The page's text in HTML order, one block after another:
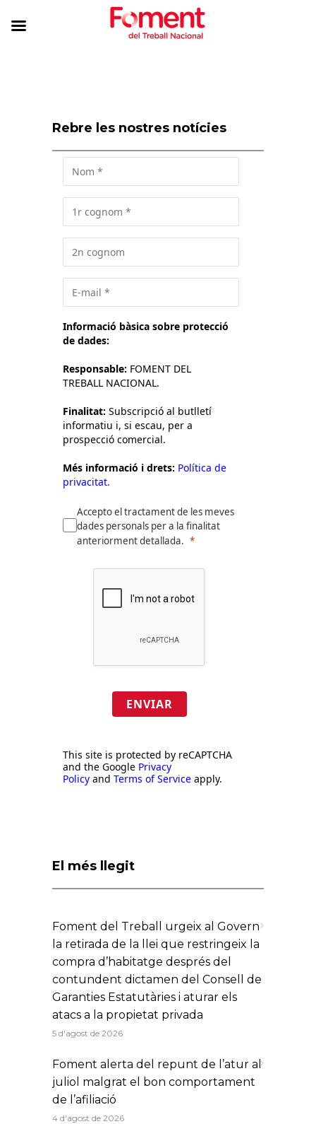
Rebre les nostres notícies
Informació bàsica sobre protecció
de dades:
Responsable: FOMENT DEL
TREBALL NACIONAL.
Finalitat: Subscripció al butlletí
informatiu i, si escau, per a
prospecció comercial.
Més informació i drets: Política de
privacitat.
Accepto el tractament de les meves
dades personals per a la finalitat
anteriorment detallada.
ENVIAR
This site is protected by reCAPTCHA
and the Google Privacy
Policy and Terms of Service apply.
El més llegit
Foment del Treball urgeix al Govern
la retirada de la llei que restringeix la
compra d’habitatge després del
contundent dictamen del Consell de
Garanties Estatutàries i aturar els
atacs a la propietat privada
5 d'agost de 2026
Foment alerta del repunt de l’atur al
juliol malgrat el bon comportament
de l’afiliació
4 d'agost de 2026